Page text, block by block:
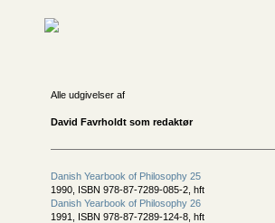
Alle udgivelser af
David Favrholdt som redaktør
Danish Yearbook of Philosophy 25
1990, ISBN 978-87-7289-085-2, hft
Danish Yearbook of Philosophy 26
1991, ISBN 978-87-7289-124-8, hft